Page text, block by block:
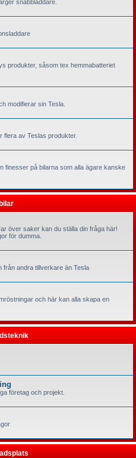
snabbladdare.
produkter, såsom tex hemmabatteriet
modifierar sin Tesla.
flera av Teslas produkter.
finesser på bilarna som alla ägare kanske
över saker kan du ställa din fråga här!
för dumma.
från andra tillverkare än Tesla
och här kan alla skapa en
företag och projekt.